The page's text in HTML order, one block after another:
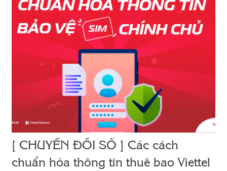
[ CHUYỂN ĐỔI SỐ ] Các cách
chuẩn hóa thông tin thuê bao Viettel